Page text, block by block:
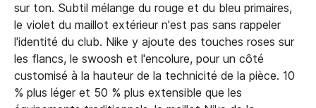
sur ton. Subtil mélange du rouge et du bleu primaires,
le violet du maillot extérieur n'est pas sans rappeler
l'identité du club. Nike y ajoute des touches roses sur
les flancs, le swoosh et l'encolure, pour un côté
customisé à la hauteur de la technicité de la pièce. 10
% plus léger et 50 % plus extensible que les